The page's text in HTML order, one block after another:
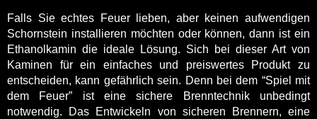
Falls Sie echtes Feuer lieben, aber keinen aufwendigen
Schornstein installieren möchten oder können, dann ist ein
Ethanolkamin die ideale Lösung. Sich bei dieser Art von
Kaminen für ein einfaches und preiswertes Produkt zu
entscheiden, kann gefährlich sein. Denn bei dem “Spiel mit
dem Feuer” ist eine sichere Brenntechnik unbedingt
notwendig. Das Entwickeln von sicheren Brennern, eine